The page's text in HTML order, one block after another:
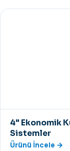
4" Ekonomik
Sistemler
Ürünü İncele →